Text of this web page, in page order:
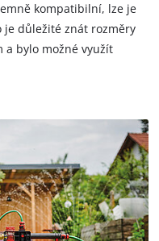
kompatibilní, lze je
důležité znát rozměry
a bylo možné využít